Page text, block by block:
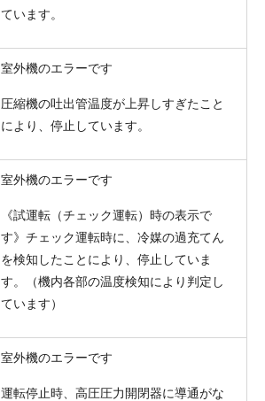
ています。
室外機のエラーです
圧縮機の吐出管温度が上昇しすぎたこと
により、停止しています。
室外機のエラーです
《試運転（チェック運転）時の表示で
す》チェック運転時に、冷媒の過充てん
を検知したことにより、停止していま
す。（機内各部の温度検知により判定し
ています）
室外機のエラーです
運転停止時、高圧圧力開閉器に導通がな